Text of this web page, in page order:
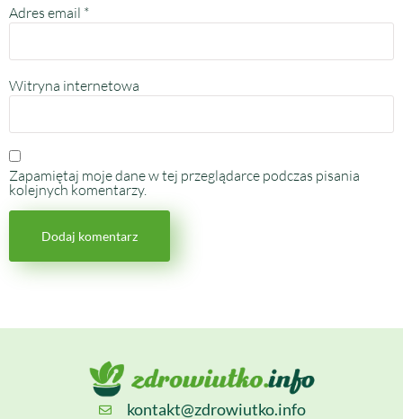
Adres email *
Witryna internetowa
Zapamiętaj moje dane w tej przeglądarce podczas pisania
kolejnych komentarzy.
kontakt@zdrowiutko.info